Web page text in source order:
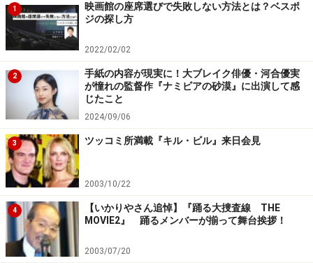
・2005年／ロシア映画
・上映時間：115min
・監督：アレクサンドル・ソクーロフ
・出演：イッセー尾形、ロバート・ドーソ、佐野史郎、
桃井かおり
次ページは、原爆を題材にした３作品です。公開中の新
作『夕凪の街 桜の国』、『ヒロシマナガサキ』、そして
故 今村昌平監督の傑作『黒い雨』です。
※記事内容は執筆時点のものです。最新の内容をご確認くださ
い。
1
映画館の座席選びで失敗しない方法とは？ベスポ
ジの探し方
2022/02/02
2
手紙の内容が現実に！大ブレイク俳優・河合優実
が憧れの監督作『ナミビアの砂漠』に出演して感
じたこと
2024/09/06
3 ツッコミ所満載『キル・ビル』来日会見
2003/10/22
4
【いかりやさん追悼】『踊る大捜査線 THE
MOVIE2』 踊るメンバーが揃って舞台挨拶！
2003/07/20